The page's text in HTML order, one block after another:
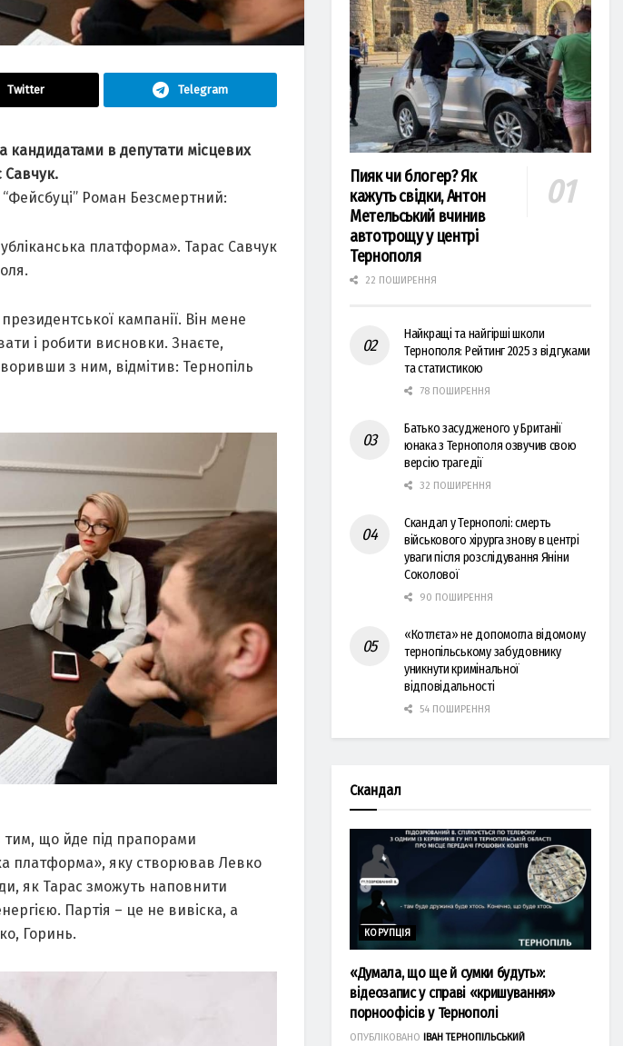
Twitter Telegram
кандидатами в депутати місцевих
Савчук.
Роман Безсмертний:
платформа». Тарас Савчук
кампанії. Він мене
і робити висновки. Знаєте,
з ним, відмітив: Тернопіль
тим, що йде під прапорами
платформа», яку створював Левко
як Тарас зможуть наповнити
Партія – це не вивіска, а
Горинь.
Пияк чи блогер? Як
кажуть свідки, Антон
Метельський вчинив
автотрощу у центрі
Тернополя
22 ПОШИРЕННЯ
Найкращі та найгірші школи
Тернополя: Рейтинг 2025 з відгуками
та статистикою
78 ПОШИРЕННЯ
Батько засудженого у Британії
юнака з Тернополя озвучив свою
версію трагедії
32 ПОШИРЕННЯ
Скандал у Тернополі: смерть
військового хірурга знову в центрі
уваги після розслідування Яніни
Соколової
90 ПОШИРЕННЯ
«Котлєта» не допомогла відомому
тернопільському забудовнику
уникнути кримінальної
відповідальності
54 ПОШИРЕННЯ
Скандал
КОРУПЦІЯ
«Думала, що ще й сумки будуть»:
відеозапис у справі «кришування»
порноофісів у Тернополі
ОПУБЛІКОВАНО
ІВАН ТЕРНОПІЛЬСЬКИЙ